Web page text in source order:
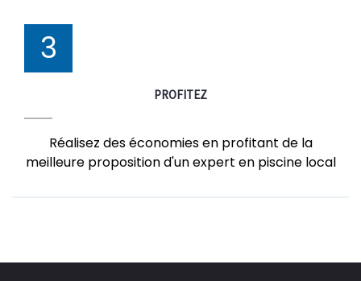
3
PROFITEZ
Réalisez des économies en profitant de la
meilleure proposition d'un expert en piscine local